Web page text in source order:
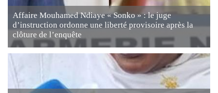
Affaire Mouhamed Ndiaye « Sonko » : le juge
d’instruction ordonne une liberté provisoire après la
clôture de l’enquête